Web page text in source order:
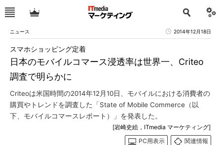
ニュース 2014年12月18日
日本のモバイルコマース浸透率は世界一、Criteo
調査で明らかに
スマホショッピング定着
Criteoは米国時間の2014年12月10日、モバイルにおける消費者の
購買やトレンドを調査した「State of Mobile Commerce（以
下、モバイルコマースレポート）」を発表した。
[岩崎史絵，ITmedia マーケティング]
PC用表示
関連情報